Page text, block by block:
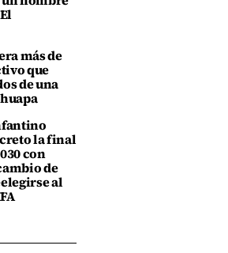
más de
que
de una
la final
con
de
al